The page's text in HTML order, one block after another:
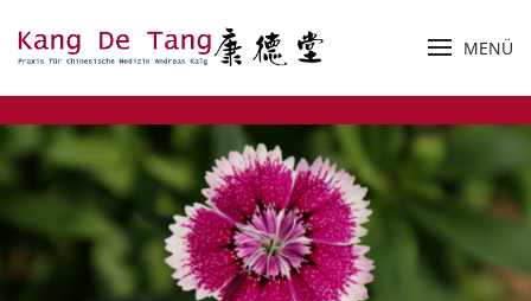
Zum Hauptinhalt springen
MENÜ